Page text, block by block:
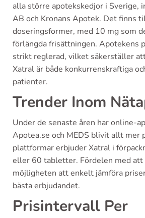
alla större apotekskedjor i Sverige,
AB och Kronans Apotek. Det finns
doseringsformer, med 10 mg som
förlängda frisättningen. Apotekens
strikt reglerad, vilket säkerställer
Xatral är både konkurrenskraftiga
patienter.
Trender Inom
Under de senaste åren har online-
Apotea.se och MEDS blivit allt mer
plattformar erbjuder Xatral i
eller 60 tabletter. Fördelen med att
möjligheten att enkelt jämföra
bästa erbjudandet.
Prisintervall Per